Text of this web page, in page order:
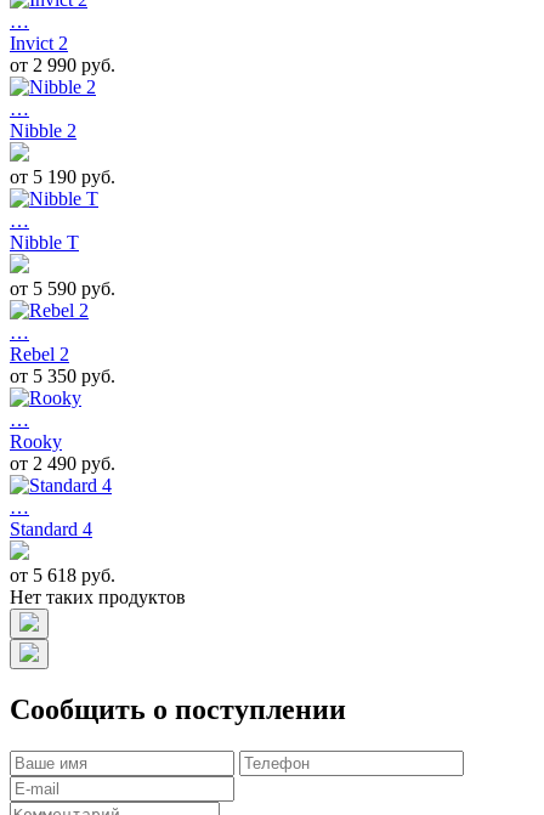
…
Invict 2
от 2 990 руб.
…
Nibble 2
от 5 190 руб.
…
Nibble T
от 5 590 руб.
…
Rebel 2
от 5 350 руб.
…
Rooky
от 2 490 руб.
…
Standard 4
от 5 618 руб.
Нет таких продуктов
Сообщить о поступлении